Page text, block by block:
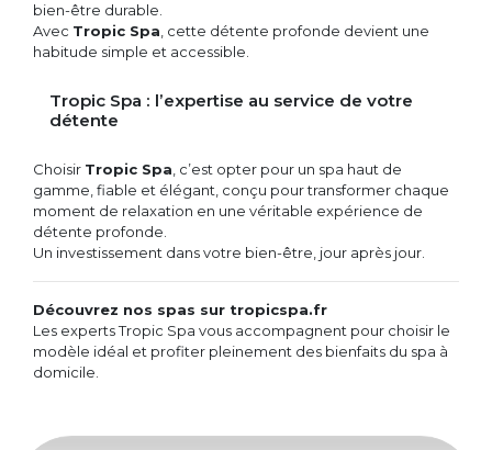
bien-être durable.
Avec Tropic Spa , cette détente profonde devient une
habitude simple et accessible.
Tropic Spa : l’expertise au service de votre
détente
Choisir Tropic Spa , c’est opter pour un spa haut de
gamme, fiable et élégant, conçu pour transformer chaque
moment de relaxation en une véritable expérience de
détente profonde.
Un investissement dans votre bien-être, jour après jour.
Découvrez nos spas sur tropicspa.fr
Les experts Tropic Spa vous accompagnent pour choisir le
modèle idéal et profiter pleinement des bienfaits du spa à
domicile.